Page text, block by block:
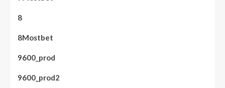
8
8Mostbet
9600_prod
9600_prod2